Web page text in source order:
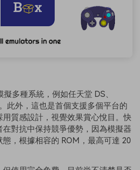
多種系統，例如任天堂 DS、
此外，這也是首個支援多個平台的
質感設計，視覺效果賞心悅目。快
對抗中保持競爭優勢，因為模擬器
，根據相容的 ROM，最高可達 20